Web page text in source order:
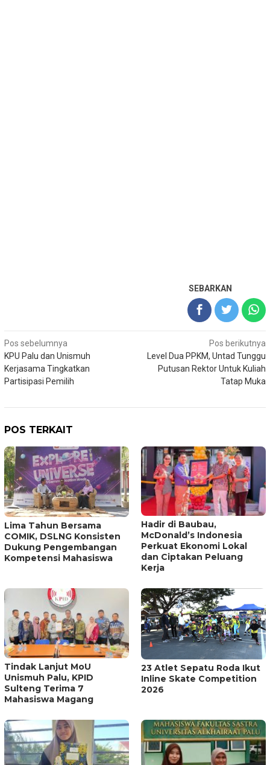
SEBARKAN
Navigasi
pos
Pos sebelumnya
KPU Palu dan Unismuh
Kerjasama Tingkatkan
Partisipasi Pemilih
Pos berikutnya
Level Dua PPKM, Untad Tunggu
Putusan Rektor Untuk Kuliah
Tatap Muka
POS TERKAIT
Lima Tahun Bersama
COMIK, DSLNG Konsisten
Dukung Pengembangan
Kompetensi Mahasiswa
Hadir di Baubau,
McDonald’s Indonesia
Perkuat Ekonomi Lokal
dan Ciptakan Peluang
Kerja
Tindak Lanjut MoU
Unismuh Palu, KPID
Sulteng Terima 7
Mahasiswa Magang
23 Atlet Sepatu Roda Ikut
Inline Skate Competition
2026